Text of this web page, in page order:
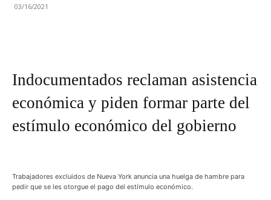
03/16/2021
Indocumentados reclaman asistencia
económica y piden formar parte del
estímulo económico del gobierno
Trabajadores excluidos de Nueva York anuncia una huelga de hambre para
pedir que se les otorgue el pago del estímulo económico.